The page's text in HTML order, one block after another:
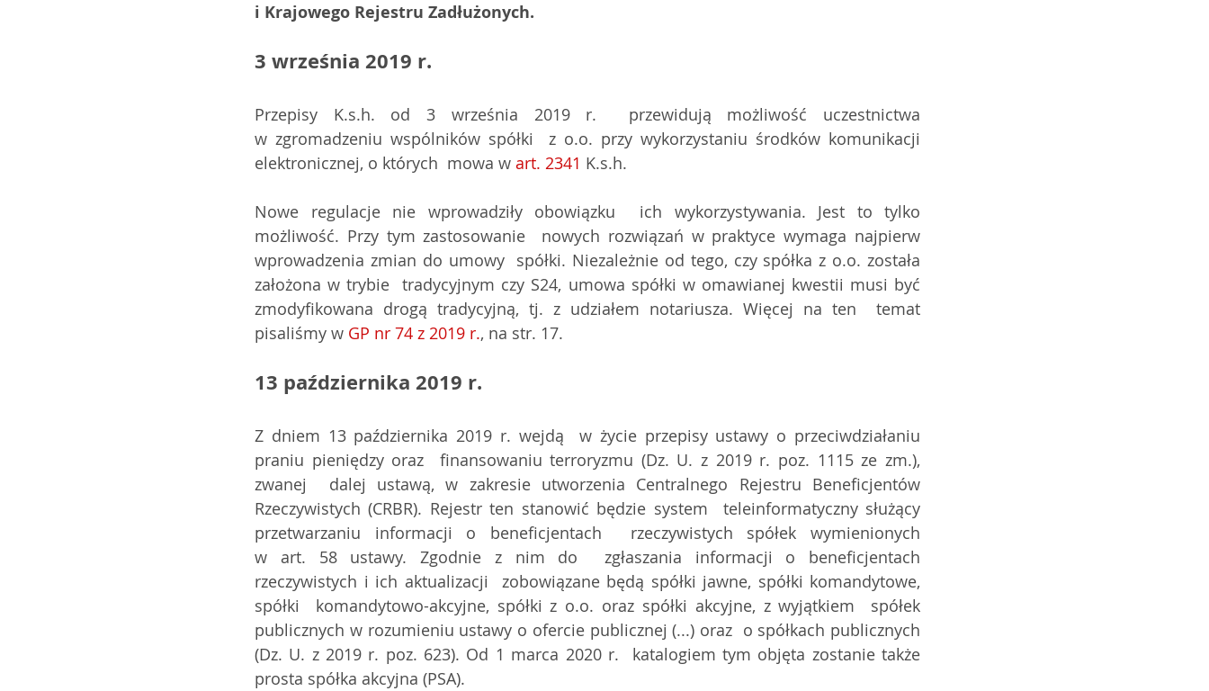
i Krajowego Rejestru Zadłużonych.
3 września 2019 r.
Przepisy K.s.h. od 3 września 2019 r.  przewidują możliwość uczestnictwa
w zgromadzeniu wspólników spółki  z o.o. przy wykorzystaniu środków komunikacji
elektronicznej, o których  mowa w art. 2341 K.s.h.
Nowe regulacje nie wprowadziły obowiązku  ich wykorzystywania. Jest to tylko
możliwość. Przy tym zastosowanie  nowych rozwiązań w praktyce wymaga najpierw
wprowadzenia zmian do umowy  spółki. Niezależnie od tego, czy spółka z o.o. została
założona w trybie  tradycyjnym czy S24, umowa spółki w omawianej kwestii musi być
zmodyfikowana drogą tradycyjną, tj. z udziałem notariusza. Więcej na ten  temat
pisaliśmy w GP nr 74 z 2019 r., na str. 17.
13 października 2019 r.
Z dniem 13 października 2019 r. wejdą  w życie przepisy ustawy o przeciwdziałaniu
praniu pieniędzy oraz  finansowaniu terroryzmu (Dz. U. z 2019 r. poz. 1115 ze zm.),
zwanej  dalej ustawą, w zakresie utworzenia Centralnego Rejestru Beneficjentów
Rzeczywistych (CRBR). Rejestr ten stanowić będzie system  teleinformatyczny służący
przetwarzaniu informacji o beneficjentach  rzeczywistych spółek wymienionych
w art. 58 ustawy. Zgodnie z nim do  zgłaszania informacji o beneficjentach
rzeczywistych i ich aktualizacji  zobowiązane będą spółki jawne, spółki komandytowe,
spółki  komandytowo-akcyjne, spółki z o.o. oraz spółki akcyjne, z wyjątkiem  spółek
publicznych w rozumieniu ustawy o ofercie publicznej (...) oraz  o spółkach publicznych
(Dz. U. z 2019 r. poz. 623). Od 1 marca 2020 r.  katalogiem tym objęta zostanie także
prosta spółka akcyjna (PSA).